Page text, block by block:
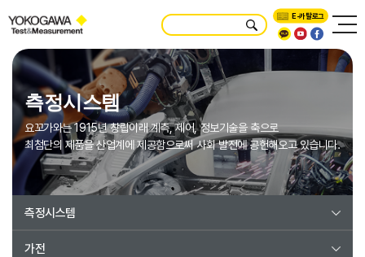
E-카탈로그
측정시스템
요꼬가와는 1915년 창립이래 계측, 제어, 정보기술을 축으로
최첨단의 제품을 산업계에 제공함으로써 사회 발전에 공헌해오고 있습니다.
측정시스템
가전